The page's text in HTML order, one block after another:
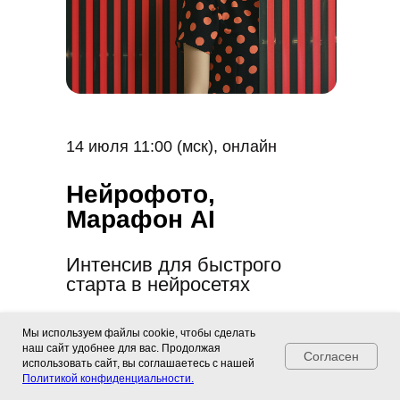
6000 ₽ — ЗАПИСАТЬСЯ
Нейрофото,
Марафон AI
14 июля 11:00 (мск), онлайн
Интенсив для быстрого
старта в нейросетях
встречи 12–16 августа «Машина желаний» —
Мы используем файлы cookie, чтобы сделать
наш сайт удобнее для вас. Продолжая
использовать сайт, вы соглашаетесь с нашей
Политикой конфиденциальности.
Согласен